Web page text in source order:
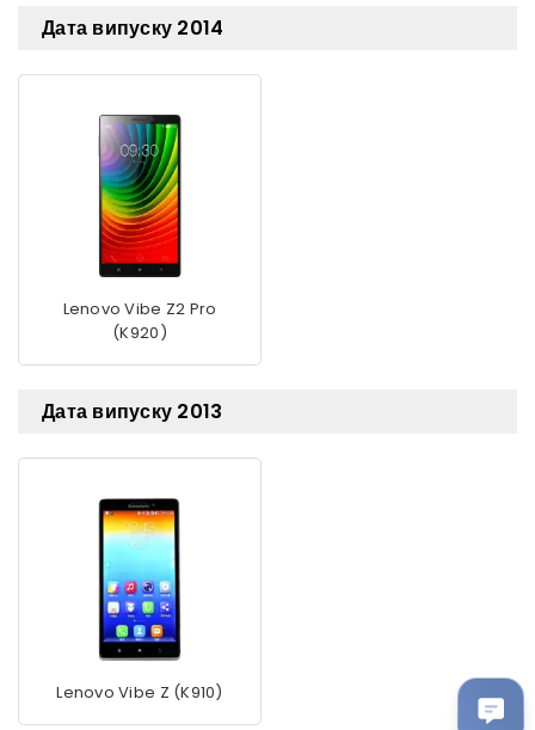
Дата випуску 2014
Lenovo Vibe Z2 Pro
(K920)
Дата випуску 2013
Lenovo Vibe Z (K910)